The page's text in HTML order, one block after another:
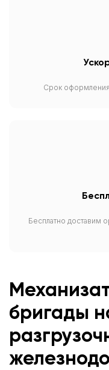
Срок
Бесплатно доставим
бригады